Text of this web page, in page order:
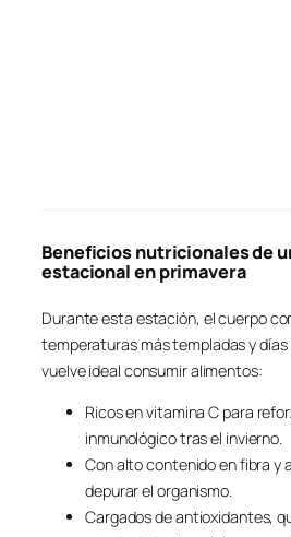
Beneficios nutricionales de
estacional en primavera
Durante esta estación, el cuerpo
temperaturas más templadas y días
vuelve ideal consumir alimentos:
Ricos en vitamina C para
inmunológico tras el invierno.
Con alto contenido en fibra y
depurar el organismo.
Cargados de antioxidantes,